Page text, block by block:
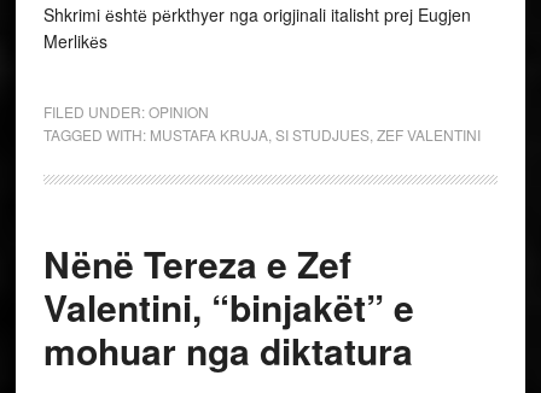
Shkrimi ёshtё pёrkthyer nga origjinali italisht prej Eugjen
Merlikёs
FILED UNDER:OPINION
TAGGED WITH: MUSTAFA KRUJA, SI STUDJUES, ZEF VALENTINI
Nënë Tereza e Zef
Valentini, “binjakët” e
mohuar nga diktatura